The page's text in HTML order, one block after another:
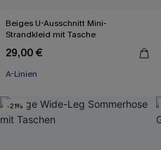
Beiges U-Ausschnitt Mini-
Strandkleid mit Tasche
29,00 €
A-Linien
-21%